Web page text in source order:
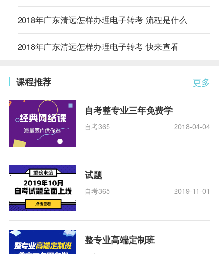
2018年广东清远怎样办理电子转考 流程是什么
2018年广东清远怎样办理电子转考 快来查看
更多
课程推荐
自考整专业三年免费学
自考365 2018-04-04
试题
自考365 2019-11-01
整专业高端定制班